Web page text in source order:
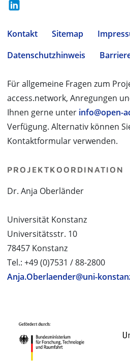
Kontakt Sitemap
Datenschutzhinweis
Für allgemeine Fragen zum
access.network, Anregungen
Ihnen gerne unter info@open-
Verfügung. Alternativ können
Kontaktformular verwenden.
PROJEKTKOORDINATION
Dr. Anja Oberländer
Universität Konstanz
Universitätsstr. 10
78457 Konstanz
Tel.: +49 (0)7531 / 88-2800
Anja.Oberlaender@uni-